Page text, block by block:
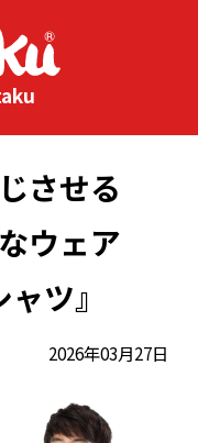
させる
ウェア
ツ』
2026年03月27日